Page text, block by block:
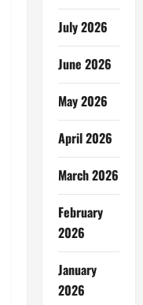
July 2026
June 2026
May 2026
April 2026
March 2026
February
2026
January
2026